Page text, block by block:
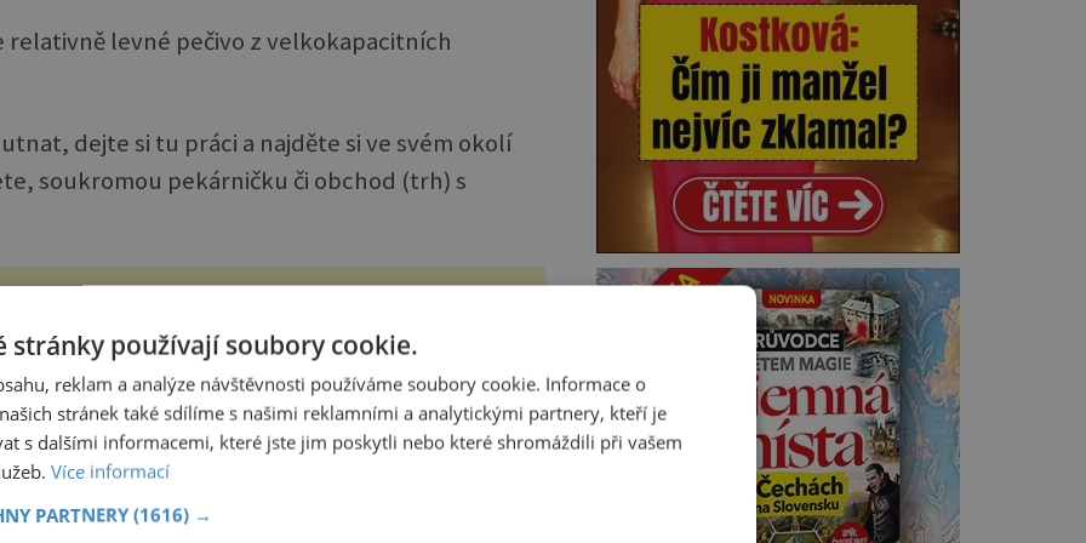
levné pečivo z velkokapacitních
dejte si tu práci a najděte si ve svém okolí
soukromou pekárničku či obchod (trh) s
do dějin
odlehčený bombardér vykrouží prudkou otočku a
jak nejvíc dokáže. Stačí urazit 18 kilometrů, když do
udeří tlaková vlna… Americké rozhodnutí svrhnout
jadernou bombu ...
stránky používají soubory cookie.
reklam a analýze návštěvnosti používáme soubory cookie. Informace o
stránek také sdílíme s našimi reklamními a analytickými partnery, kteří je
s dalšími informacemi, které jste jim poskytli nebo které shromáždili při vašem
Více informací
PARTNERY (1616) →